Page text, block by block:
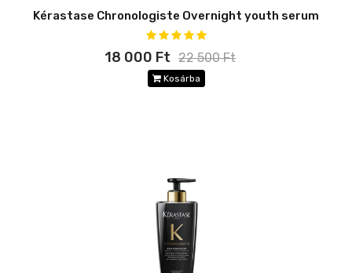
Kérastase Chronologiste Overnight youth serum
18 000 Ft 22 500 Ft
Kosárba